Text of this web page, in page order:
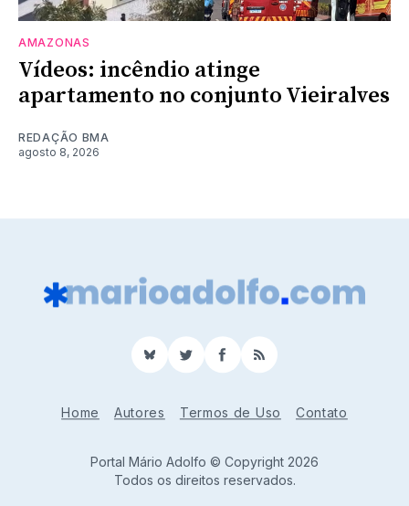
AMAZONAS
Vídeos: incêndio atinge
apartamento no conjunto Vieiralves
REDAÇÃO BMA
agosto 8, 2026
BlueSkyTwitterFacebook
RSS
Home Autores Termos de Uso Contato
Portal Mário Adolfo © Copyright 2026
Todos os direitos reservados.